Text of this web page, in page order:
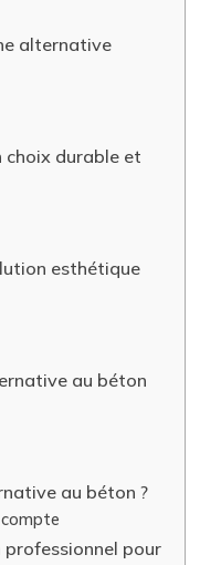
alternative
choix durable et
esthétique
au béton
au béton ?
pour